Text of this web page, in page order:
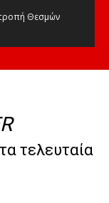
Θεσμών
Μορφωτικών
τελευταία